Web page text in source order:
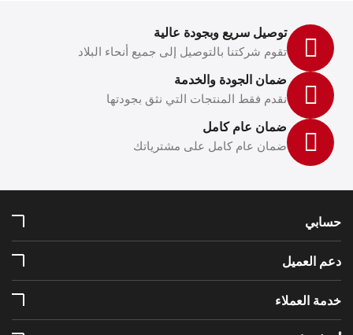
توصيل سريع وبجودة عالية
تقوم شركتنا بالتوصيل إلى جميع أنحاء البلاد
ضمان الجودة والخدمة
نقدم فقط المنتجات التي نثق بجودتها
ضمان عام كامل
ضمان عام كامل على مشترياتك
حسابي
دعم العميل
خدمة العملاء